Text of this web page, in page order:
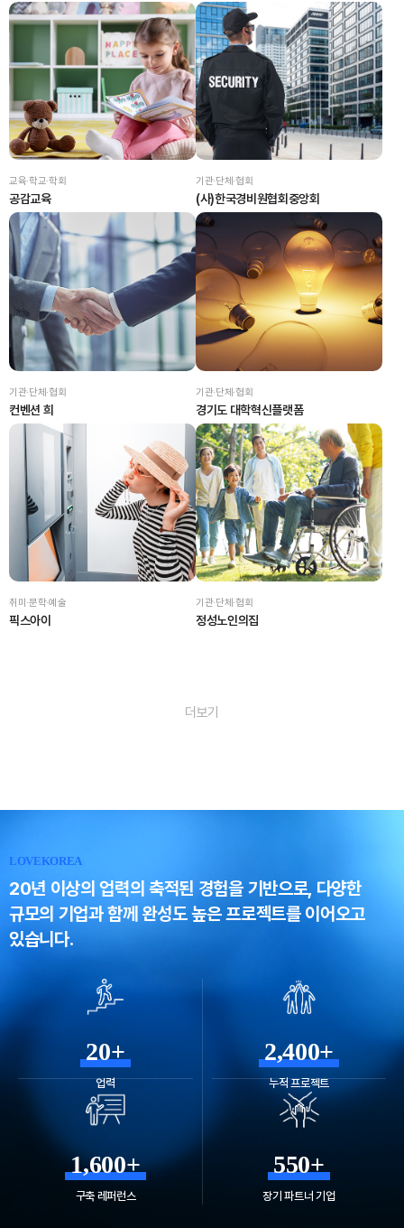
교육·학교·학회
공감교육
기관·단체·협회
(사)한국경비원협회중앙회
기관·단체·협회
컨벤션 희
기관·단체·협회
경기도 대학혁신플랫폼
취미·문학·예술
픽스아이
기관·단체·협회
정성노인의집
더보기
LOVEKOREA
20년 이상의 업력의 축적된 경험을 기반으로, 다양한
규모의 기업과 함께 완성도 높은 프로젝트를 이어오고
있습니다.
20+
업력
2,400+
누적 프로젝트
1,600+
구축 레퍼런스
550+
장기 파트너 기업